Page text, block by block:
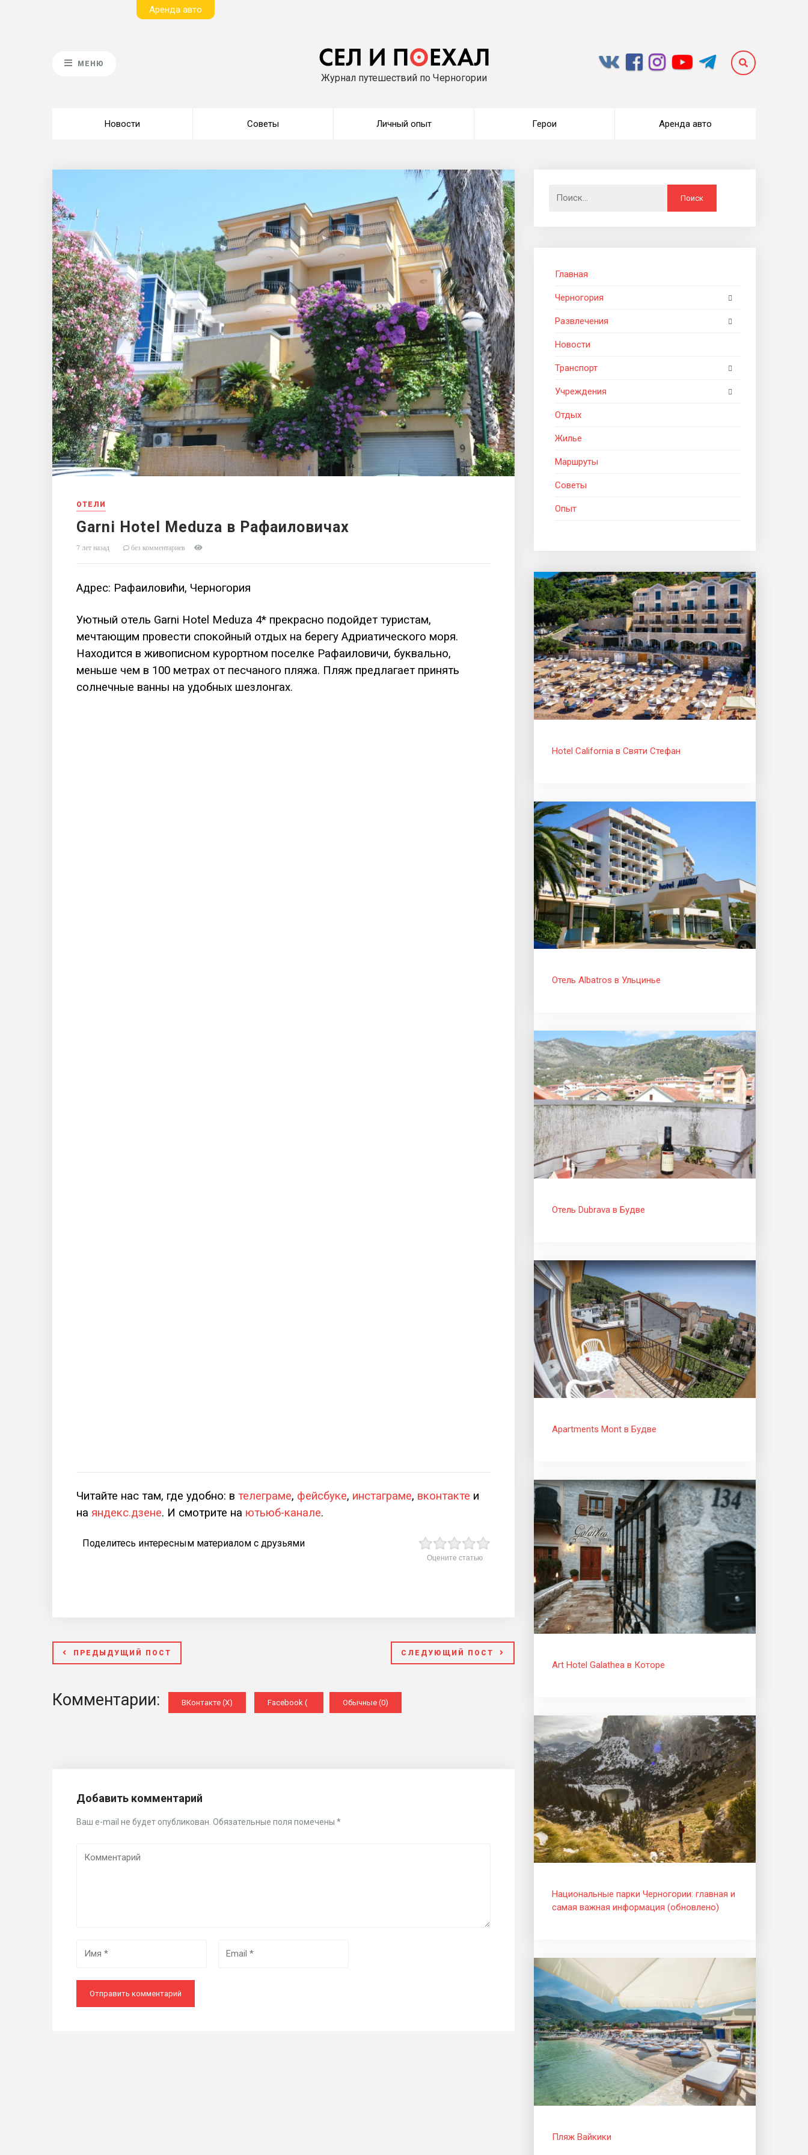
Aренда авто
МЕНЮ
Журнал путешествий по Черногории
Новости Советы Личный опыт Герои Аренда авто
ОТЕЛИ
Garni Hotel Meduza в Рафаиловичах
7 лет назад без комментариев
Адрес: Рафаиловићи, Черногория
Уютный отель Garni Hotel Meduza 4* прекрасно подойдет туристам,
мечтающим провести спокойный отдых на берегу Адриатического моря.
Находится в живописном курортном поселке Рафаиловичи, буквально,
меньше чем в 100 метрах от песчаного пляжа. Пляж предлагает принять
солнечные ванны на удобных шезлонгах.
Читайте нас там, где удобно: в телеграме, фейсбуке, инстаграме, вконтакте и
на яндекс.дзене. И смотрите на ютьюб-канале.
Оцените статью
Поделитесь интересным материалом с друзьями
ПРЕДЫДУЩИЙ ПОСТ СЛЕДУЮЩИЙ ПОСТ
Комментарии: ВКонтакте (X) Facebook ( )
Обычные (0)
Добавить комментарий
Ваш e-mail не будет опубликован. Обязательные поля помечены *
Главная
Черногория
Развлечения
Новости
Транспорт
Учреждения
Отдых
Жилье
Маршруты
Советы
Опыт
Hotel California в Святи Стефан
Отель Albatros в Ульцинье
Отель Dubrava в Будве
Apartments Mont в Будве
Art Hotel Galathea в Которе
Национальные парки Черногории: главная и
самая важная информация (обновлено)
Пляж Вайкики